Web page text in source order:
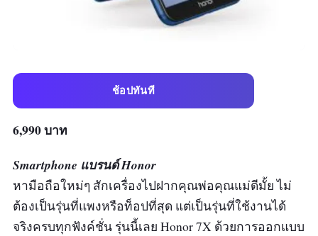
ช้อปทันที
6,990 บาท
Smartphone แบรนด์ Honor
หามือถือใหม่ๆ สักเครื่องไปฝากคุณพ่อคุณแม่ดีมั้ย ไม่
ต้องเป็นรุ่นที่แพงหรือท็อปที่สุด แต่เป็นรุ่นที่ใช้งานได้
จริงครบทุกฟังค์ชั่น รุ่นนี้เลย Honor 7X ด้วยการออกแบบ